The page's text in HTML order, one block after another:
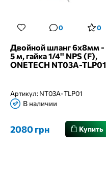
0 0
Двойной шланг 6x8мм -
5 м, гайка 1/4'' NPS (F),
ONETECH NT03A-TLP01
Артикул:NT03A-TLP01
В наличии
2080 грн Купить